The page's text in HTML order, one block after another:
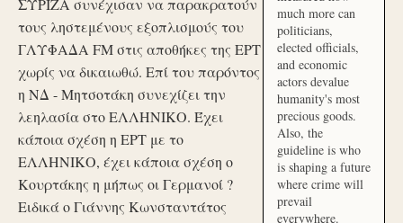
ΣΥΡΙΖΑ συνέχισαν να παρακρατούν
τους ληστεμένους εξοπλισμούς του
ΓΛΥΦΑΔΑ FM στις αποθήκες της ΕΡΤ
χωρίς να δικαιωθώ. Επί του παρόντος
η ΝΔ - Μητσοτάκη συνεχίζει την
λεηλασία στο ΕΛΛΗΝΙΚΟ. Έχει
κάποια σχέση η ΕΡΤ με το
ΕΛΛΗΝΙΚΟ, έχει κάποια σχέση ο
Κουρτάκης η μήπως οι Γερμανοί ?
Ειδικά ο Γιάννης Κωνσταντάτος
much more can
politicians,
elected officials,
and economic
actors devalue
humanity's most
precious goods.
Also, the
guideline is who
is shaping a future
where crime will
prevail
everywhere.